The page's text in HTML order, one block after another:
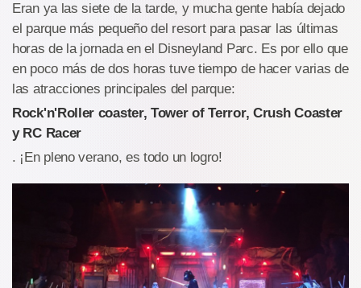
Eran ya las siete de la tarde, y mucha gente había dejado
el parque más pequeño del resort para pasar las últimas
horas de la jornada en el Disneyland Parc. Es por ello que
en poco más de dos horas tuve tiempo de hacer varias de
las atracciones principales del parque:
Rock'n'Roller coaster, Tower of Terror, Crush Coaster
y RC Racer
. ¡En pleno verano, es todo un logro!